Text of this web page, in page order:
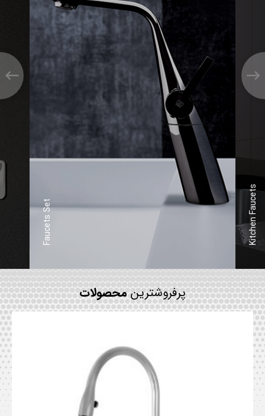
Kitchen Faucets
Faucets Set
پرفروشترینمحصولات